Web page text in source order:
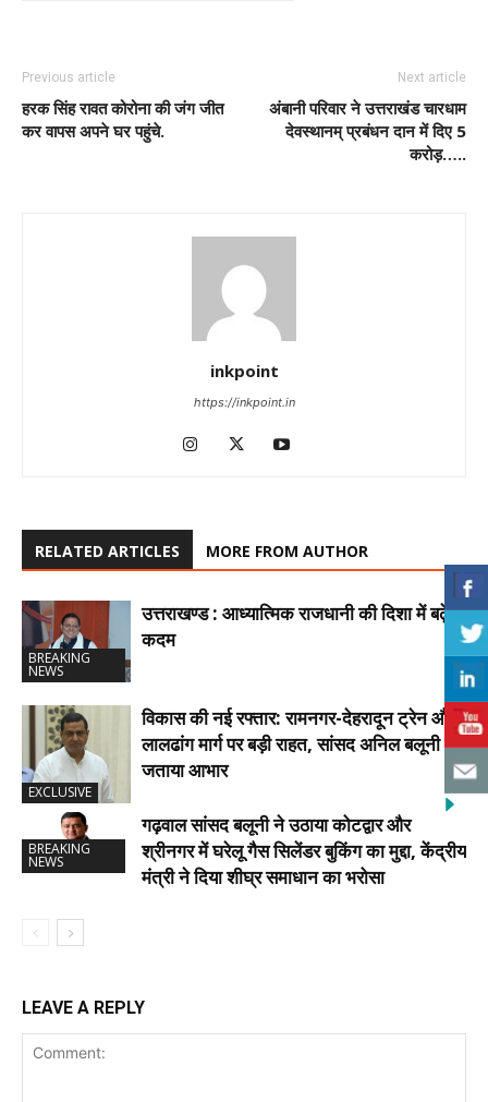
Previous article
हरक सिंह रावत कोरोना की जंग जीत
कर वापस अपने घर पहुंचे.
Next article
अंबानी परिवार ने उत्तराखंड चारधाम
देवस्थानम् प्रबंधन दान में दिए 5
करोड़…..
inkpoint
https://inkpoint.in
RELATED ARTICLES MORE FROM AUTHOR
BREAKING
NEWS
उत्तराखण्ड : आध्यात्मिक राजधानी की दिशा में बढ़े
कदम
EXCLUSIVE
विकास की नई रफ्तार: रामनगर-देहरादून ट्रेन और
लालढांग मार्ग पर बड़ी राहत, सांसद अनिल बलूनी ने
जताया आभार
BREAKING
NEWS
गढ़वाल सांसद बलूनी ने उठाया कोटद्वार और
श्रीनगर में घरेलू गैस सिलेंडर बुकिंग का मुद्दा, केंद्रीय
मंत्री ने दिया शीघ्र समाधान का भरोसा
LEAVE A REPLY